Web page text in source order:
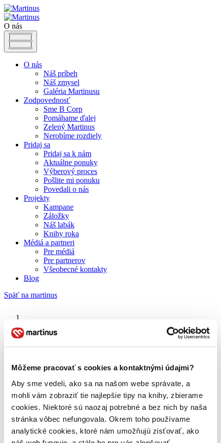
Môžeme pracovať s cookies a kontaktnými údajmi?
Aby sme vedeli, ako sa na našom webe správate, a
mohli vám zobraziť tie najlepšie tipy na knihy, zbierame
cookies. Niektoré sú naozaj potrebné a bez nich by naša
stránka vôbec nefungovala. Okrem toho používame
analytické cookies, ktoré nám umožňujú zisťovať, ako
O nás
O nás
Náš príbeh
Náš zmysel
Galéria Martinusu
Zodpovednosť
Sme B Corp
Pomáhame ďalej
Zelený Martinus
Nerobíme rozdiely
Pridaj sa
Pridaj sa k nám
Aktuálne ponuky
Výberový proces
Pošlite mi ponuku
Povedali o nás
Projekty
Kampane
Záložky
Náš labák
Knihy roka
Médiá a partneri
Pre médiá
Pre partnerov
Všeobecné kontakty
Blog
Späť na martinus
Fotri a Lotri
O nás
Náš príbeh
Galéria Martinusu
Zodpovednosť
Sme B Corp